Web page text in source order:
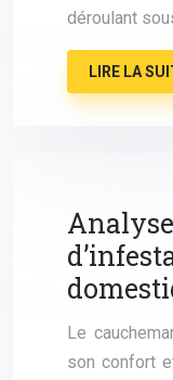
déroulant
LIRE LA
Le
son confort